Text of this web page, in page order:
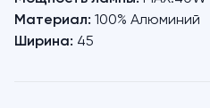
Материал: 100% Алюминий
Ширина: 45